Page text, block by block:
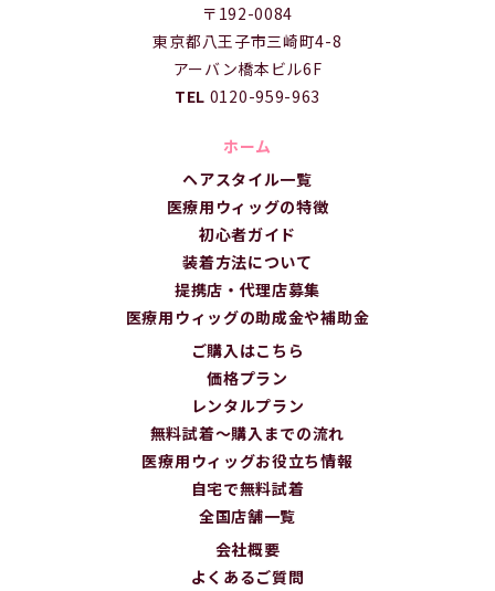
〒192-0084
東京都八王子市三崎町4-8
アーバン橋本ビル6F
TEL 0120-959-963
ホーム
ヘアスタイル一覧
医療用ウィッグの特徴
初心者ガイド
装着方法について
提携店・代理店募集
医療用ウィッグの助成金や補助金
ご購入はこちら
価格プラン
レンタルプラン
無料試着～購入までの流れ
医療用ウィッグお役立ち情報
自宅で無料試着
全国店舗一覧
会社概要
よくあるご質問